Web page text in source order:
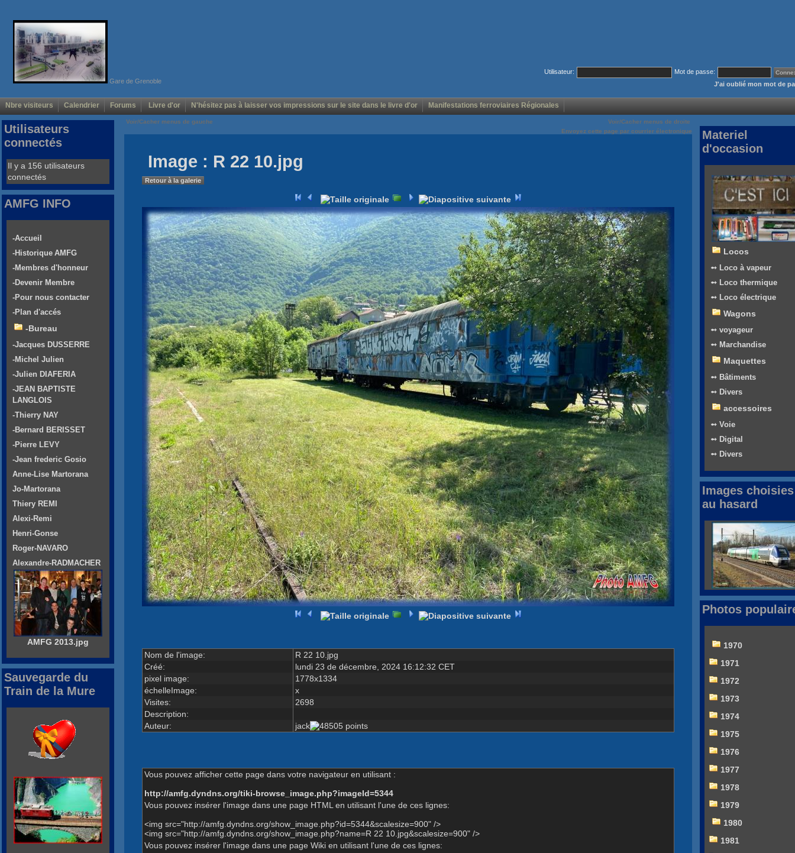
Gare de Grenoble
Utilisateur:
Mot de passe:
J'ai oublié mon mot de
Nbre visiteurs Calendrier Forums Livre d'or N'hésitez pas à laisser vos impressions sur le site dans le livre d'or Manifestations ferroviaires Régionales
Voir/Cacher menus de gauche
Voir/Cacher menus de droite
Envoyez cette page par courrier électronique
Image : R 22 10.jpg
Retour à la galerie
Nom de l'image:
R 22 10.jpg
Créé:
lundi 23 de décembre, 2024 16:12:32 CET
pixel image:
1778x1334
échelleImage:
x
Visites:
2698
Description:
Auteur:
jack
Vous pouvez afficher cette page dans votre navigateur en utilisant :
http://amfg.dyndns.org/tiki-browse_image.php?imageId=5344
Vous pouvez insérer l'image dans une page HTML en utilisant l'une de ces lignes:
<img src="http://amfg.dyndns.org/show_image.php?id=5344&scalesize=900" />
<img src="http://amfg.dyndns.org/show_image.php?name=R 22 10.jpg&scalesize=900" />
Vous pouvez insérer l'image dans une page Wiki en utilisant l'une de ces lignes:
Utilisateurs
connectés
Il y a 156 utilisateurs
connectés
AMFG INFO
-Accueil
-Historique AMFG
-Membres d'honneur
-Devenir Membre
-Pour nous contacter
-Plan d'accés
-Bureau
-Jacques DUSSERRE
-Michel Julien
-Julien DIAFERIA
-JEAN BAPTISTE
LANGLOIS
-Thierry NAY
-Bernard BERISSET
-Pierre LEVY
-Jean frederic Gosio
Anne-Lise Martorana
Jo-Martorana
Thiery REMI
Alexi-Remi
Henri-Gonse
Roger-NAVARO
Alexandre-RADMACHER
AMFG 2013.jpg
Sauvegarde du
Train de la Mure
Materiel
d'occasion
Locos
➻ Loco à vapeur
➻ Loco thermique
➻ Loco électrique
Wagons
➻ voyageur
➻ Marchandise
Maquettes
➻ Bâtiments
➻ Divers
accessoires
➻ Voie
➻ Digital
➻ Divers
Images choisies
au hasard
Photos
1970
1971
1972
1973
1974
1975
1976
1977
1978
1979
1980
1981